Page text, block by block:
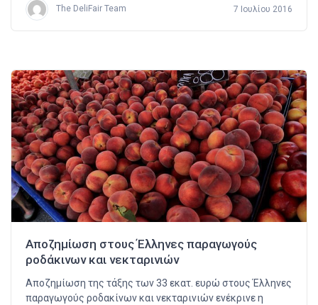
The DeliFair Team 7 Ιουλίου 2016
Αποζημίωση στους Έλληνες παραγωγούς
ροδάκινων και νεκταρινιών
Αποζημίωση της τάξης των 33 εκατ. ευρώ στους Έλληνες
παραγωγούς ροδακίνων και νεκταρινιών ενέκρινε η